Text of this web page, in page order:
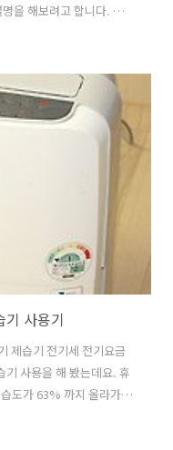
을 해보려고 합니다. 하
등 여러가지 사이즈가
어서 두께가 7mm 이하인
에 들어가는 제품이 나와
입의 외장형 저장장치라
서 첫 인상에서 느낀점은
없구..
기 사용기
제습기 전기세 전기요금
기 사용을 해 봤는데요. 휴
도가 63% 까지 올라가네
마음이 있으서 켜 봤습